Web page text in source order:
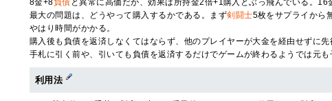
8金+8負債 と異常に高価だが、効果は所持金2倍+1購入とぶっ飛んでいる。16
最大の問題は、どうやって購入するかである。まず剣闘士5枚をサプライから
やはり時間がかかる。
購入後も負債を返済しなくてはならず、他のプレイヤーが大金を経由せずに
手札に引く前や、引いても負債を返済するだけでゲームが終わるようでは元
利用法